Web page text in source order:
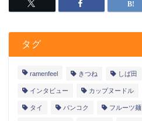
タグ
ramenfeel きつね しば田
インタビュー カップヌードル
タイ バンコク フルーツ麺